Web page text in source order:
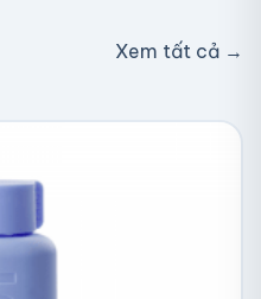
Xem tất cả →